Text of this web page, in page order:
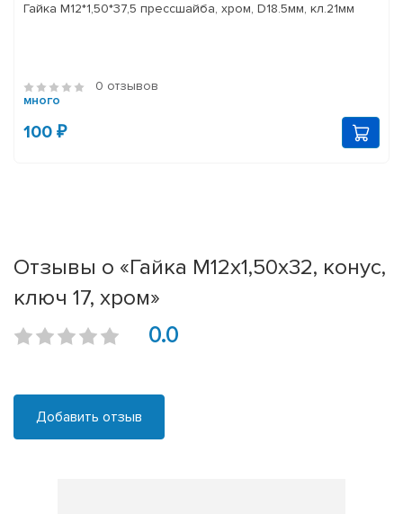
Гайка М12*1,50*37,5 прессшайба, хром, D18.5мм, кл.21мм
0 отзывов
много
100 ₽
Отзывы о «Гайка М12x1,50x32, конус,
ключ 17, хром»
0.0
Добавить отзыв